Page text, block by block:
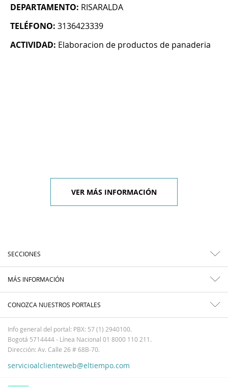
DEPARTAMENTO: RISARALDA
TELÉFONO: 3136423339
ACTIVIDAD: Elaboracion de productos de panaderia
VER MÁS INFORMACIÓN
SECCIONES
MÁS INFORMACIÓN
CONOZCA NUESTROS PORTALES
Info general del portal: PBX: 57 (1) 2940100.
Bogotá 5714444 - Línea Nacional 01 8000 110 211.
Dirección: Av. Calle 26 # 68B-70.
servicioalclienteweb@eltiempo.com